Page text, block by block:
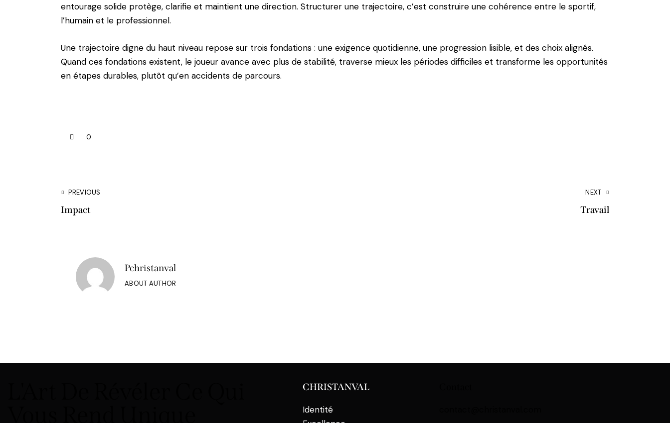
entourage solide protège, clarifie et maintient une direction. Structurer une trajectoire, c’est construire une cohérence entre le sportif,
l’humain et le professionnel.
Une trajectoire digne du haut niveau repose sur trois fondations : une exigence quotidienne, une progression lisible, et des choix alignés.
Quand ces fondations existent, le joueur avance avec plus de stabilité, traverse mieux les périodes difficiles et transforme les opportunités
en étapes durables, plutôt qu’en accidents de parcours.
0
PREVIOUS
Impact
NEXT
Travail
Pchristanval
ABOUT AUTHOR
CHRISTANVAL
Identité